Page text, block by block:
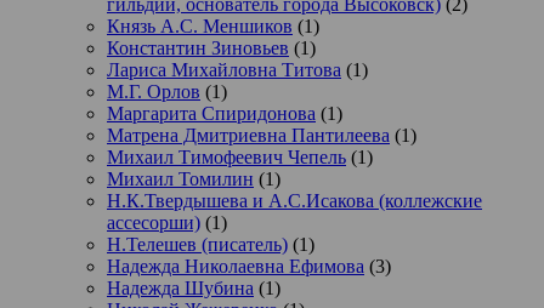
гильдии, основатель города Высоковск) (2)
Князь А.С. Меншиков (1)
Константин Зиновьев (1)
Лариса Михайловна Титова (1)
М.Г. Орлов (1)
Маргарита Спиридонова (1)
Матрена Дмитриевна Пантилеева (1)
Михаил Тимофеевич Чепель (1)
Михаил Томилин (1)
Н.К.Твердышева и А.С.Исакова (коллежские
ассесорши) (1)
Н.Телешев (писатель) (1)
Надежда Николаевна Ефимова (3)
Надежда Шубина (1)